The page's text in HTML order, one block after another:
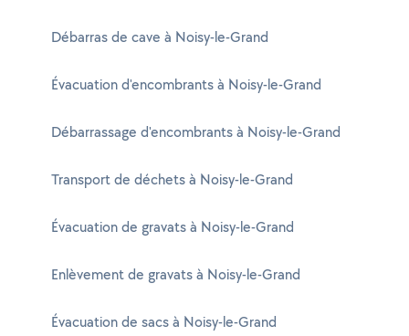
Débarras de cave à Noisy-le-Grand
Évacuation d'encombrants à Noisy-le-Grand
Débarrassage d'encombrants à Noisy-le-Grand
Transport de déchets à Noisy-le-Grand
Évacuation de gravats à Noisy-le-Grand
Enlèvement de gravats à Noisy-le-Grand
Évacuation de sacs à Noisy-le-Grand